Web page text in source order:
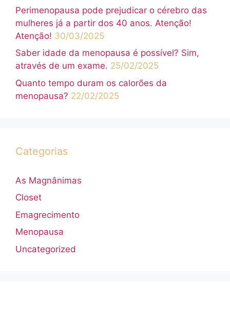
Perimenopausa pode prejudicar o cérebro das
mulheres já a partir dos 40 anos. Atenção!
Atenção! 30/03/2025
Saber idade da menopausa é possível? Sim,
através de um exame. 25/02/2025
Quanto tempo duram os calorões da
menopausa? 22/02/2025
Categorias
As Magnânimas
Closet
Emagrecimento
Menopausa
Uncategorized